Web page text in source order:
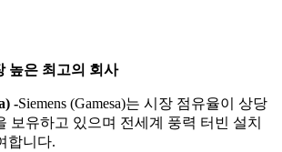
높은 최고의 회사
-Siemens (Gamesa)는 시장 점유율이 상당
보유하고 있으며 전세계 풍력 터빈 설치
합니다.